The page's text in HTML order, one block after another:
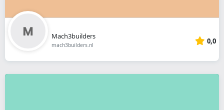
Mach3builders
mach3builders.nl 0,0